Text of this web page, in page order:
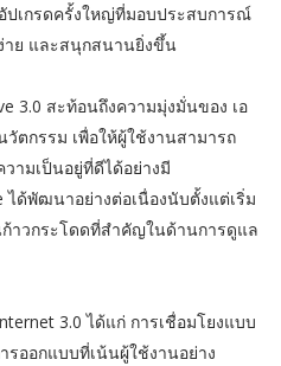
ปเกรดครั้งใหญ่ที่มอบประสบการณ์
ย และสนุกสนานยิ่งขึ้น
3.0 สะท้อนถึงความมุ่งมั่นของ เอ
วัตกรรม เพื่อให้ผู้ใช้งานสามารถ
ามเป็นอยู่ที่ดีได้อย่างมี
ด้พัฒนาอย่างต่อเนื่องนับตั้งแต่เริ่ม
าวกระโดดที่สำคัญในด้านการดูแล
3.0 ได้แก่ การเชื่อมโยงแบบ
ออกแบบที่เน้นผู้ใช้งานอย่าง